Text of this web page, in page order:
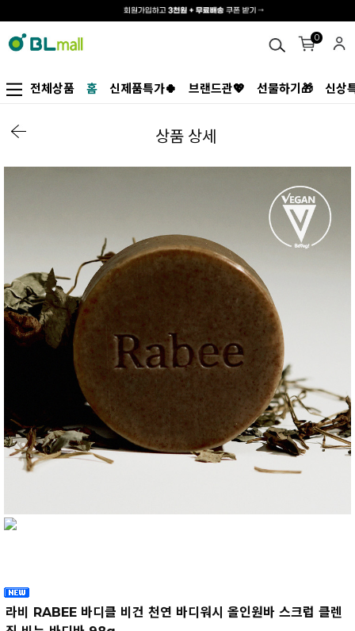
0
전체상품 홈 신제품특가🍀 브랜드관💖 선물하기🎁 신상
상품 상세
라비 RABEE 바디클 비건 천연 바디워시 올인원바 스크럽 클렌